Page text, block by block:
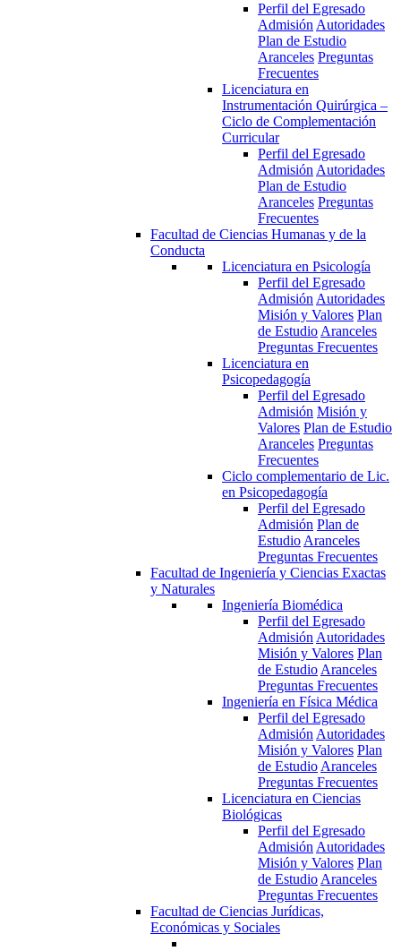
Perfil del Egresado
Admisión Autoridades
Plan de Estudio
Aranceles Preguntas
Frecuentes
Licenciatura en
Instrumentación Quirúrgica –
Ciclo de Complementación
Curricular
Perfil del Egresado
Admisión Autoridades
Plan de Estudio
Aranceles Preguntas
Frecuentes
Facultad de Ciencias Humanas y de la
Conducta
Licenciatura en Psicología
Perfil del Egresado
Admisión Autoridades
Misión y Valores Plan
de Estudio Aranceles
Preguntas Frecuentes
Licenciatura en
Psicopedagogía
Perfil del Egresado
Admisión Misión y
Valores Plan de Estudio
Aranceles Preguntas
Frecuentes
Ciclo complementario de Lic.
en Psicopedagogía
Perfil del Egresado
Admisión Plan de
Estudio Aranceles
Preguntas Frecuentes
Facultad de Ingeniería y Ciencias Exactas
y Naturales
Ingeniería Biomédica
Perfil del Egresado
Admisión Autoridades
Misión y Valores Plan
de Estudio Aranceles
Preguntas Frecuentes
Ingeniería en Física Médica
Perfil del Egresado
Admisión Autoridades
Misión y Valores Plan
de Estudio Aranceles
Preguntas Frecuentes
Licenciatura en Ciencias
Biológicas
Perfil del Egresado
Admisión Autoridades
Misión y Valores Plan
de Estudio Aranceles
Preguntas Frecuentes
Facultad de Ciencias Jurídicas,
Económicas y Sociales